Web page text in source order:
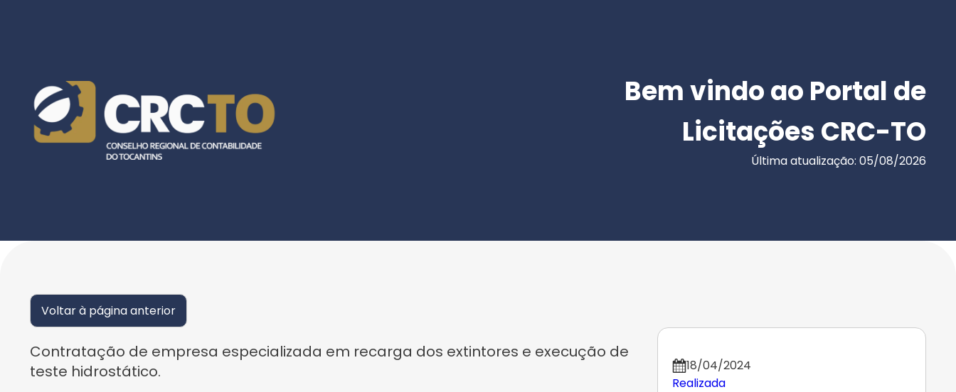
Bem vindo ao Portal de
Licitações CRC-TO
Última atualização: 05/08/2026
Voltar à página anterior
Contratação de empresa especializada em recarga dos extintores e execução de
teste hidrostático.
18/04/2024
Realizada